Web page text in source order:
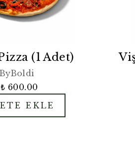
(1 Adet)
ByBoldi
₺ 600.00
EKLE